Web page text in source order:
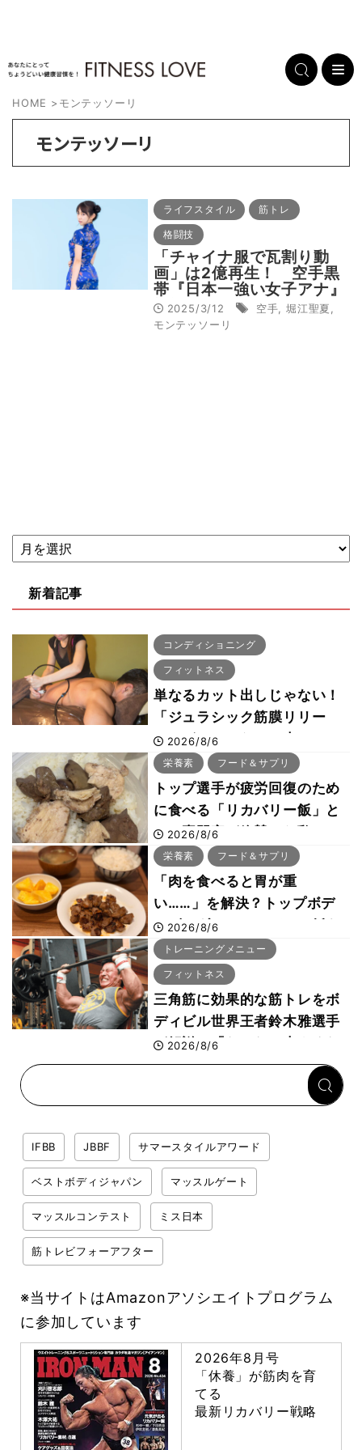
HOME >モンテッソーリ
モンテッソーリ
ライフスタイル 筋トレ
格闘技
「チャイナ服で瓦割り動
画」は2億再生！ 空手黒
帯『日本一強い女子アナ』
堀江聖夏のボディメイク＆
保育士としての展望
2025/3/12 空手 堀江聖夏
モンテッソーリ
新着記事
コンディショニング
フィットネス
単なるカット出しじゃない！
「ジュラシック筋膜リリー
ス」が口コミだけで大ヒット
した納得の理由 木澤大祐が
解説
2026/8/6
栄養素 フード＆サプリ
トップ選手が疲労回復のため
に食べる「リカバリー飯」と
は？専門家が絶賛した鶏レバ
ー活用法
2026/8/6
栄養素 フード＆サプリ
「肉を食べると胃が重
い……」を解決？トップボデ
ィビルダーのリカバリー飯を
専門家がロジカル解説
2026/8/6
トレーニングメニュー
フィットネス
三角筋に効果的な筋トレをボ
ディビル世界王者鈴木雅選手
が解説！「なかなか大きくな
らない肩の鍛え方」前編
2026/8/6
IFBB JBBF サマースタイルアワード
ベストボディジャパン マッスルゲート
マッスルコンテスト ミス日本
筋トレビフォーアフター
※当サイトはAmazonアソシエイトプログラム
に参加しています
2026年8月号
「休養」が筋肉を育
てる
最新リカバリー戦略